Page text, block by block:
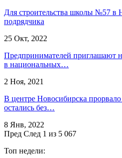
Для строительства школы №57 в
подрядчика
25 Окт, 2022
Предпринимателей приглашают
в национальных…
2 Ноя, 2021
В центре Новосибирска прорвало
остались без…
8 Янв, 2022
Пред След 1 из 5 067
Топ недели: